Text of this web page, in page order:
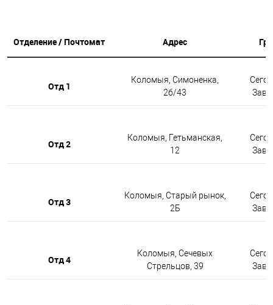
Отделение / Почтомат Адрес
Отд 1
Коломыя, Симоненка,
2б/43
Отд 2
Коломыя, Гетьманская,
12
Отд 3
Коломыя, Старый рынок,
2Б
Отд 4
Коломыя, Сечевых
Стрельцов, 39